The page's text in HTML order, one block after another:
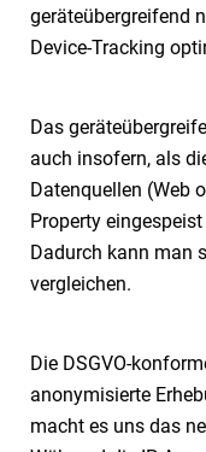
geräteübergreifend
Device-Tracking
Das
auch insofern, als
Datenquellen (Web
Property
Dadurch kann man
vergleichen.
Die DSGVO-
anonymisierte
macht es uns das